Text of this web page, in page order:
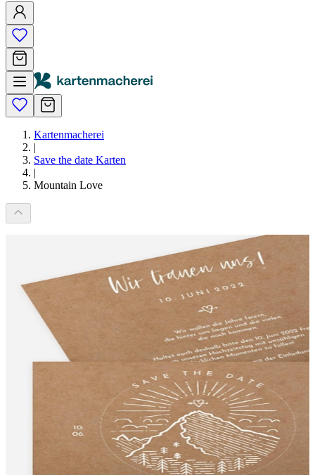
Kartenmacherei
|
Save the date Karten
|
Mountain Love